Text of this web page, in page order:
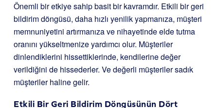
Önemli bir etkiye sahip basit bir kavramdır. Etkili bir geri
bildirim döngüsü, daha hızlı yenilik yapmanıza, müşteri
memnuniyetini artırmanıza ve nihayetinde elde tutma
oranını yükseltmenize yardımcı olur. Müşteriler
dinlendiklerini hissettiklerinde, kendilerine değer
verildiğini de hissederler. Ve değerli müşteriler sadık
müşteriler haline gelir.
Etkili Bir Geri Bildirim Döngüsünün Dört